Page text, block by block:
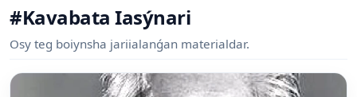
#Kavabata Iasýnari
Osy teg boiynsha jariialanǵan materialdar.